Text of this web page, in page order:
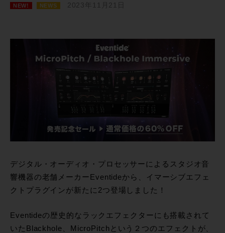
NEW! NEWS 2023年11月21日
デジタル・オーディオ・プロセッサーによるスタジオ音
響機器の老舗メーカーEventideから、イマーシブエフェ
クトプラグインが新たに2つ登場しました！
Eventideの歴史的なラックエフェクターにも搭載されて
いたBlackhole、MicroPitchという２つのエフェクトが、